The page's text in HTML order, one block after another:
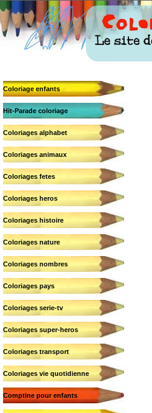
Coloriage enfants
Hit-Parade coloriage
Coloriages alphabet
Coloriages animaux
Coloriages fetes
Coloriages heros
Coloriages histoire
Coloriages nature
Coloriages nombres
Coloriages pays
Coloriages serie-tv
Coloriages super-heros
Coloriages transport
Coloriages vie quotidienne
Comptine pour enfants